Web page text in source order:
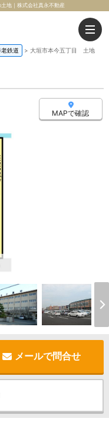
地｜株式会社真永不動産
老鉄道 > 大垣市本今五丁目 土地
MAPで確認
メールで問合せ